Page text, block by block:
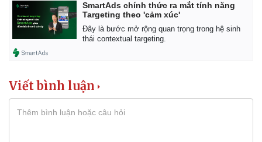
SmartAds chính thức ra mắt tính năng
Targeting theo 'cảm xúc'
Đây là bước mở rộng quan trọng trong hệ sinh
thái contextual targeting.
Viết bình luận